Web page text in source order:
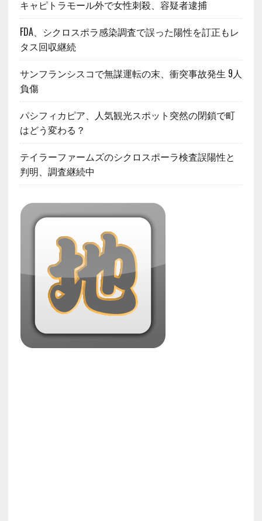
キャピトラモール外で女性刺殺、容疑者逮捕
FDA、シクロスポラ感染調査で誤った陽性を訂正もレ
タス回収継続
サンフランシスコで無謀運転の末、衝突事故発生 9人
負傷
パシフィカピア、人気観光スポット突然の閉鎖で町
はどう変わる？
テイラーファームズのシクロスポーラ検査誤陽性と
判明、調査継続中